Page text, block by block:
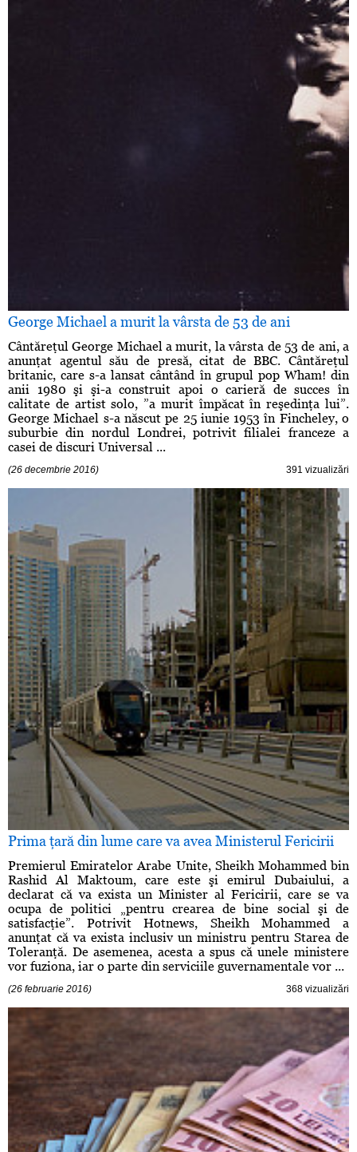
George Michael a murit la vârsta de 53 de ani
Cântăreţul George Michael a murit, la vârsta de 53 de ani, a
anunţat agentul său de presă, citat de BBC. Cântăreţul
britanic, care s-a lansat cântând în grupul pop Wham! din
anii 1980 şi şi-a construit apoi o carieră de succes în
calitate de artist solo, ”a murit împăcat în reşedinţa lui”.
George Michael s-a născut pe 25 iunie 1953 în Fincheley, o
suburbie din nordul Londrei, potrivit filialei franceze a
casei de discuri Universal ...
(26 decembrie 2016) 391 vizualizări
Prima ţară din lume care va avea Ministerul Fericirii
Premierul Emiratelor Arabe Unite, Sheikh Mohammed bin
Rashid Al Maktoum, care este şi emirul Dubaiului, a
declarat că va exista un Minister al Fericirii, care se va
ocupa de politici „pentru crearea de bine social şi de
satisfacţie”. Potrivit Hotnews, Sheikh Mohammed a
anunţat că va exista inclusiv un ministru pentru Starea de
Toleranţă. De asemenea, acesta a spus că unele ministere
vor fuziona, iar o parte din serviciile guvernamentale vor ...
(26 februarie 2016) 368 vizualizări